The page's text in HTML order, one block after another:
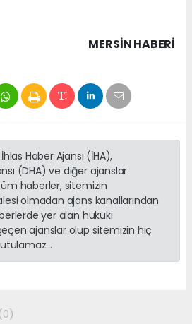
MERSIN HABERİ
Haber Ajansı (İHA),
(DHA) ve diğer ajanslar
haberler, sitemizin
olmadan ajans kanallarından
yer alan hukuki
ajanslar olup sitemizin hiç
(0)